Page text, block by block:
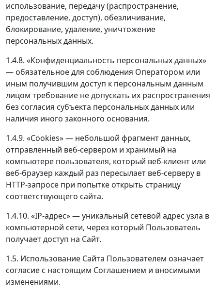
использование, передачу (распространение,
предоставление, доступ), обезличивание,
блокирование, удаление, уничтожение
персональных данных.
1.4.8. «Конфиденциальность персональных данных»
— обязательное для соблюдения Оператором или
иным получившим доступ к персональным данным
лицом требование не допускать их распространения
без согласия субъекта персональных данных или
наличия иного законного основания.
1.4.9. «Cookies» — небольшой фрагмент данных,
отправленный веб-сервером и хранимый на
компьютере пользователя, который веб-клиент или
веб-браузер каждый раз пересылает веб-серверу в
HTTP-запросе при попытке открыть страницу
соответствующего сайта.
1.4.10. «IP-адрес» — уникальный сетевой адрес узла в
компьютерной сети, через который Пользователь
получает доступ на Сайт.
1.5. Использование Сайта Пользователем означает
согласие с настоящим Соглашением и вносимыми
изменениями.